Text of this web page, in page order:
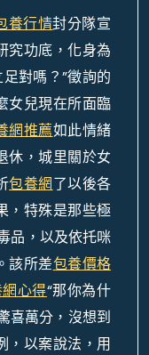
養行情封分隊宣
究功底，化身為
對嗎？”徵詢的
女兒現在所面臨
網推薦如此情緒
休，城里關於女
包養網了以後各
，特殊是那些極
品，以及依托咪
該所差包養價格
心得“那你為什
喜萬分，沒想到
，以案說法，用